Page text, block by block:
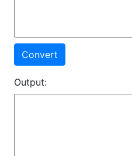
Convert
Output: